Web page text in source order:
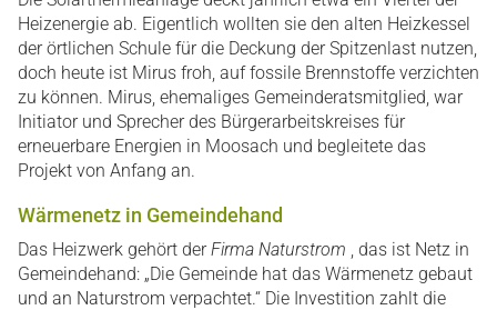
Heizenergie ab. Eigentlich wollten sie den alten Heizkessel
der örtlichen Schule für die Deckung der Spitzenlast nutzen,
doch heute ist Mirus froh, auf fossile Brennstoffe verzichten
zu können. Mirus, ehemaliges Gemeinderatsmitglied, war
Initiator und Sprecher des Bürgerarbeitskreises für
erneuerbare Energien in Moosach und begleitete das
Projekt von Anfang an.
Wärmenetz in Gemeindehand
Das Heizwerk gehört derFirma Naturstrom , das ist Netz in
Gemeindehand: „Die Gemeinde hat das Wärmenetz gebaut
und an Naturstrom verpachtet.“ Die Investition zahlt die